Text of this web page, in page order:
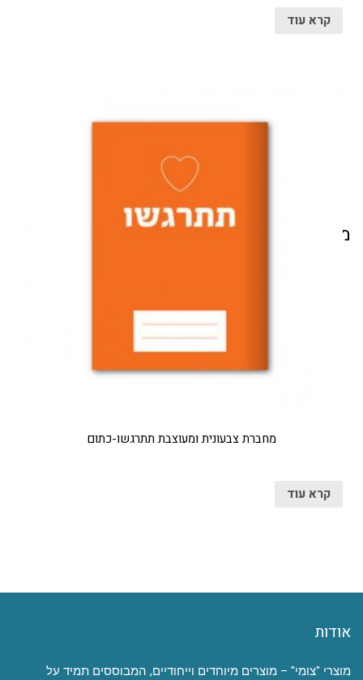
מוצרים קשורים
קרא עוד
מחברת צבעונית ומעוצבת תתרגשו-כתום
קרא עוד
אודות
מוצרי "צומי" – מוצרים מיוחדים וייחודיים, המבוססים תמיד על